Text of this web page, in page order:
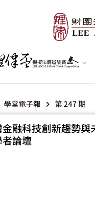
學堂電子報 第 247 期
金融科技創新趨勢
論壇